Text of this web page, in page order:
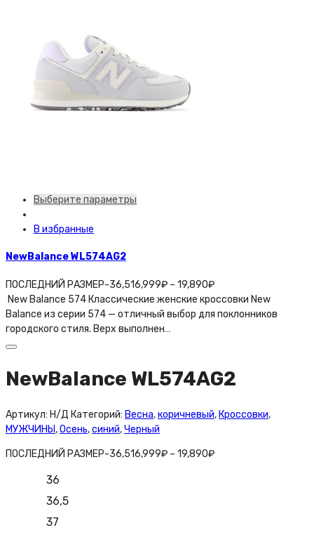
Выберите параметры
В избранные
NewBalance WL574AG2
ПОСЛЕДНИЙ РАЗМЕР-36,516,999₽ – 19,890₽
New Balance 574 Классические женские кроссовки New
Balance из серии 574 — отличный выбор для поклонников
городского стиля. Верх выполнен…
NewBalance WL574AG2
Артикул: Н/Д Категорий: Весна,коричневый, Кроссовки,
МУЖЧИНЫ ,Осень,синий,Черный
ПОСЛЕДНИЙ РАЗМЕР-36,516,999₽ – 19,890₽
36
36,5
37